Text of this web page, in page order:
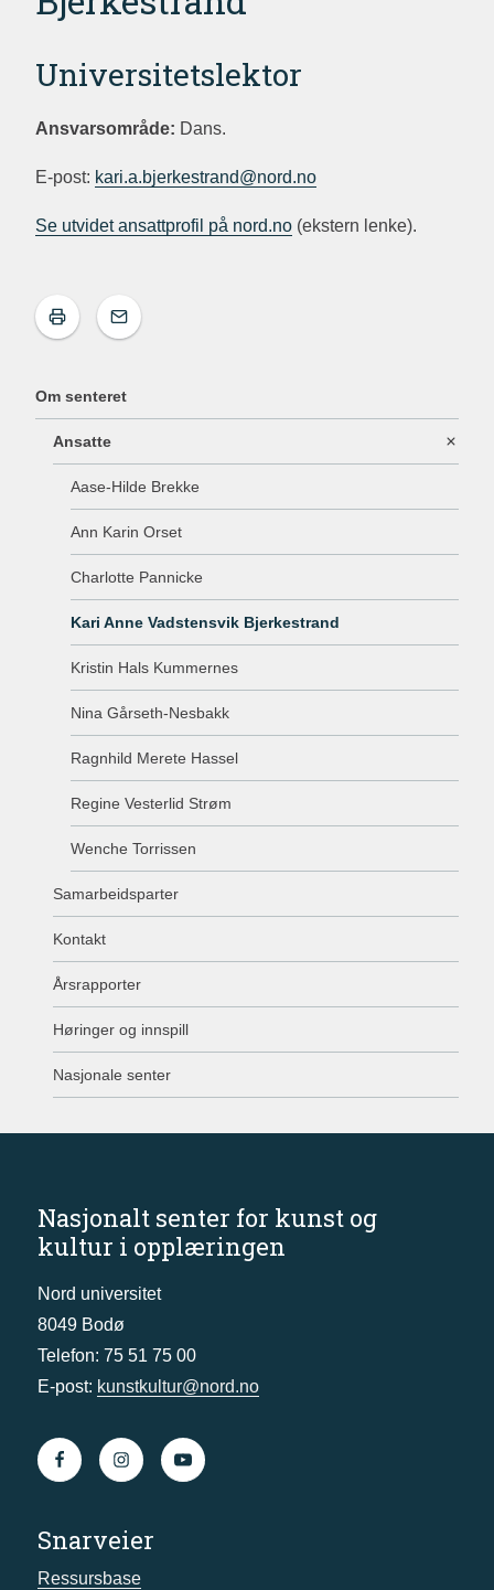
Universitetslektor
Ansvarsområde: Dans.
E-post: kari.a.bjerkestrand@nord.no
Se utvidet ansattprofil på nord.no (ekstern lenke).
Om senteret
Ansatte
Aase-Hilde Brekke
Ann Karin Orset
Charlotte Pannicke
Kari Anne Vadstensvik Bjerkestrand
Kristin Hals Kummernes
Nina Gårseth-Nesbakk
Ragnhild Merete Hassel
Regine Vesterlid Strøm
Wenche Torrissen
Samarbeidsparter
Kontakt
Årsrapporter
Høringer og innspill
Nasjonale senter
Nasjonalt senter for kunst og
kultur i opplæringen
Nord universitet
8049 Bodø
Telefon: 75 51 75 00
E-post: kunstkultur@nord.no
Snarveier
Ressursbase